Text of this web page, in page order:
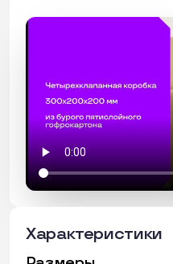
Характеристики